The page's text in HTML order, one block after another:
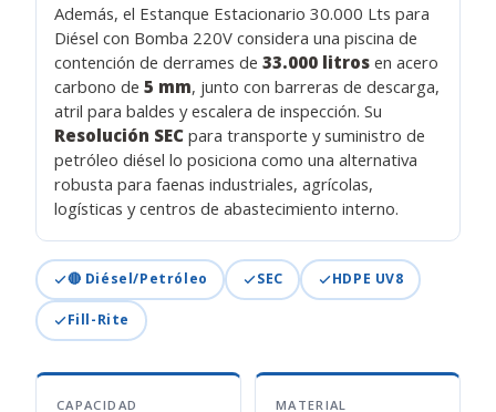
Además, el Estanque Estacionario 30.000 Lts para
Diésel con Bomba 220V considera una piscina de
contención de derrames de33.000 litros en acero
carbono de5 mm, junto con barreras de descarga,
atril para baldes y escalera de inspección. Su
Resolución SEC para transporte y suministro de
petróleo diésel lo posiciona como una alternativa
robusta para faenas industriales, agrícolas,
logísticas y centros de abastecimiento interno.
🔴 Diésel/Petróleo SEC HDPE UV8
Fill-Rite
CAPACIDAD MATERIAL